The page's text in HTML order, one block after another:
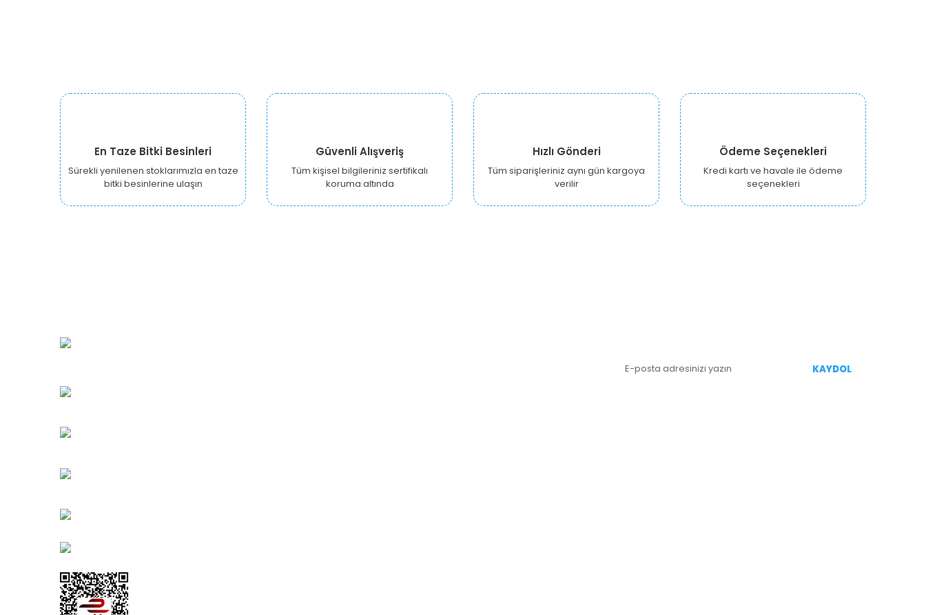
En Taze Bitki Besinleri
Sürekli yenilenen stoklarımızla en taze
bitki besinlerine ulaşın
Güvenli Alışveriş
Tüm kişisel bilgileriniz sertifikalı
koruma altında
Hızlı Gönderi
Tüm siparişleriniz aynı gün kargoya
verilir
Ödeme Seçenekleri
Kredi kartı ve havale ile ödeme
seçenekleri
KAYDOL